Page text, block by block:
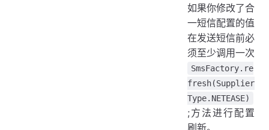
如果你修改了合
一短信配置的值
在发送短信前必
须至少调用一次
SmsFactory.re
fresh(Supplier
Type.NETEASE)
;方法进行配置
刷新。